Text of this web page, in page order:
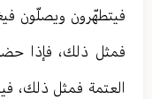
فيتطهّرون ويصلّون
فمثل ذلك، فإذا
العتمة فمثل ذلك،